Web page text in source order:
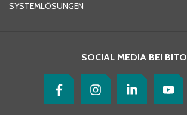
SYSTEMLÖSUNGEN
SOCIAL MEDIA BEI BITO